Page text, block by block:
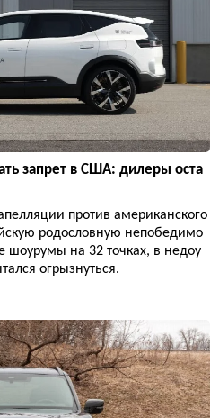
запрет в США: дилеры оста
против американского
родословную непобедимо
на 32 точках, в недоу
огрызнуться.